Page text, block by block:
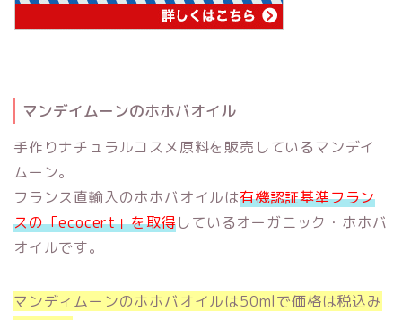
マンデイムーンのホホバオイル
手作りナチュラルコスメ原料を販売しているマンデイ
ムーン。
フランス直輸入のホホバオイルは有機認証基準フラン
スの「ecocert」を取得しているオーガニック・ホホバ
オイルです。
マンディムーンのホホバオイルは50mlで価格は税込み